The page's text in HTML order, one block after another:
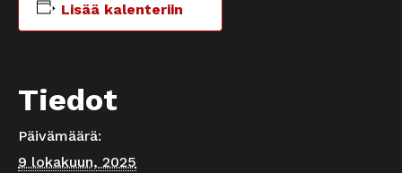
Lisää kalenteriin
Tiedot
Päivämäärä:
9 lokakuun, 2025